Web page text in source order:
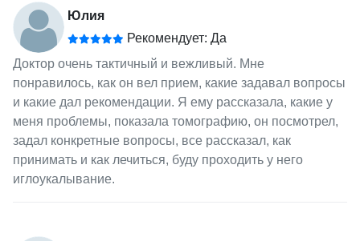
Юлия
Рекомендует: Да
Доктор очень тактичный и вежливый. Мне
понравилось, как он вел прием, какие задавал вопросы
и какие дал рекомендации. Я ему рассказала, какие у
меня проблемы, показала томографию, он посмотрел,
задал конкретные вопросы, все рассказал, как
принимать и как лечиться, буду проходить у него
иглоукалывание.